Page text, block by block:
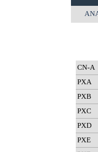
CN-A
PXA
PXB
PXC
PXD
PXE